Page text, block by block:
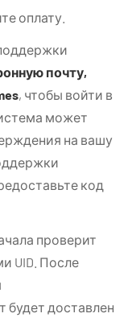
оплату.
почту,
, чтобы войти в
может
на вашу
код
проверит
UID. После
будет доставлен